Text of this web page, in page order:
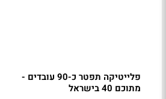
פלייטיקה תפטר כ-90 עובדים -
מתוכם 40 בישראל